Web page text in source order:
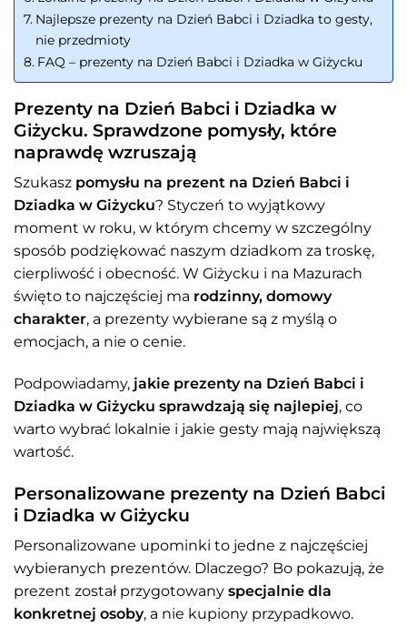
Najlepsze prezenty na Dzień Babci i Dziadka to gesty,
nie przedmioty
FAQ – prezenty na Dzień Babci i Dziadka w Giżycku
Prezenty na Dzień Babci i Dziadka w
Giżycku. Sprawdzone pomysły, które
naprawdę wzruszają
Szukasz pomysłu na prezent na Dzień Babci i
Dziadka w Giżycku? Styczeń to wyjątkowy
moment w roku, w którym chcemy w szczególny
sposób podziękować naszym dziadkom za troskę,
cierpliwość i obecność. W Giżycku i na Mazurach
święto to najczęściej ma rodzinny, domowy
charakter, a prezenty wybierane są z myślą o
emocjach, a nie o cenie.
Podpowiadamy, jakie prezenty na Dzień Babci i
Dziadka w Giżycku sprawdzają się najlepiej, co
warto wybrać lokalnie i jakie gesty mają największą
wartość.
Personalizowane prezenty na Dzień Babci
i Dziadka w Giżycku
Personalizowane upominki to jedne z najczęściej
wybieranych prezentów. Dlaczego? Bo pokazują, że
prezent został przygotowany specjalnie dla
konkretnej osoby, a nie kupiony przypadkowo.